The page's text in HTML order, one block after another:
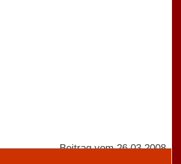
Beitrag vom 26.03.2008